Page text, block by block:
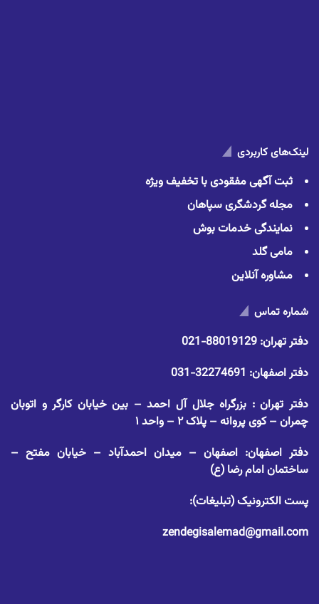
لینک‌های کاربردی
ثبت آگهی مفقودی با تخفیف ویژه
مجله گردشگری سپاهان
نمایندگی خدمات بوش
مامی گلد
مشاوره آنلاین
شماره تماس
دفتر تهران: 88019129-021
دفتر اصفهان: 32274691-031
دفتر تهران : بزرگراه جلال آل احمد – بین خیابان کارگر و اتوبان
چمران – کوی پروانه – پلاک ۲ – واحد ۱
دفتر اصفهان: اصفهان – میدان احمدآباد – خیابان مفتح –
ساختمان امام رضا (ع)
پست الکترونیک (تبلیغات):
zendegisalemad@gmail.com